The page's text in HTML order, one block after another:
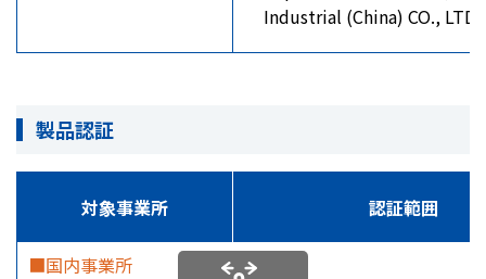
Industrial (China) CO., LTD.
製品認証
対象事業所 認証範囲
■国内事業所